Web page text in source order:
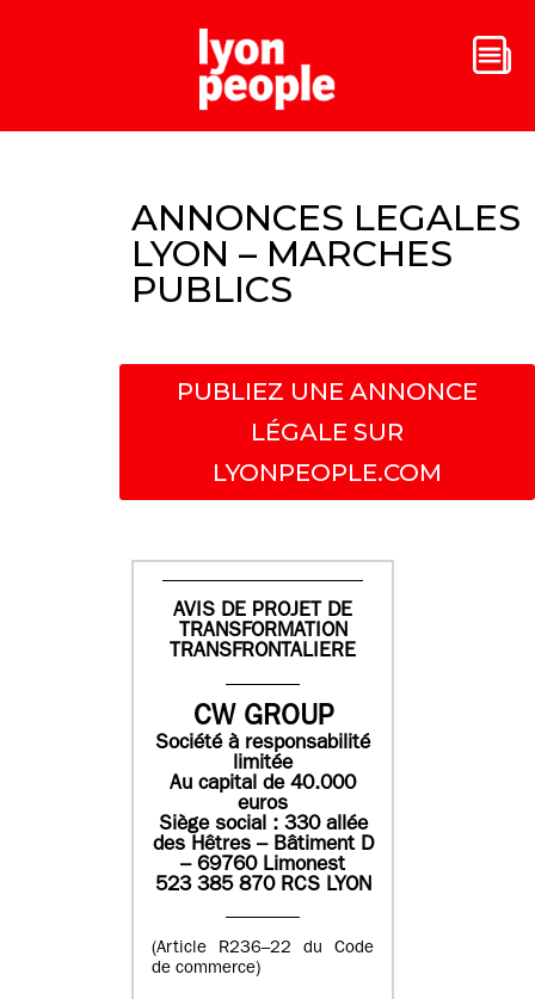
ANNONCES LEGALES
LYON – MARCHES
PUBLICS
PUBLIEZ UNE ANNONCE
LÉGALE SUR
LYONPEOPLE.COM
AVIS DE PROJET DE
TRANSFORMATION
TRANSFRONTALIERE
CW GROUP
Société à responsabilité
limitée
Au capital de 40.000
euros
Siège social : 330 allée
des Hêtres – Bâtiment D
– 69760 Limonest
523 385 870 RCS LYON
(Article R236–22 du Code
de commerce)